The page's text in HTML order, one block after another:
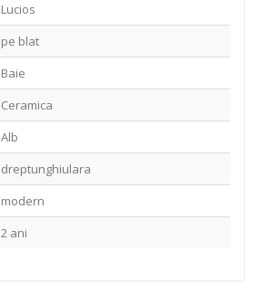
Lucios
pe blat
Baie
Ceramica
Alb
dreptunghiulara
modern
2 ani